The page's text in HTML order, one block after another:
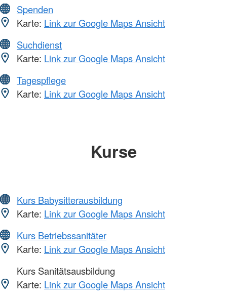
Spenden
Karte: Link zur Google Maps Ansicht
Suchdienst
Karte: Link zur Google Maps Ansicht
Tagespflege
Karte: Link zur Google Maps Ansicht
Kurse
Kurs Babysitterausbildung
Karte: Link zur Google Maps Ansicht
Kurs Betriebssanitäter
Karte: Link zur Google Maps Ansicht
Kurs Sanitätsausbildung
Karte: Link zur Google Maps Ansicht